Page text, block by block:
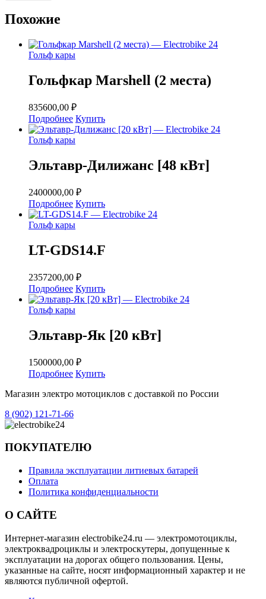
Похожие
Гольф кары
Гольфкар Marshell (2 места)
835600,00 ₽
Подробнее Купить
Гольф кары
Эльтавр-Дилижанс [48 кВт]
2400000,00 ₽
Подробнее Купить
Гольф кары
LT-GDS14.F
2357200,00 ₽
Подробнее Купить
Гольф кары
Эльтавр-Як [20 кВт]
1500000,00 ₽
Подробнее Купить
Магазин электро мотоциклов с доставкой по России
8 (902) 121-71-66
ПОКУПАТЕЛЮ
Правила эксплуатации литиевых батарей
Оплата
Политика конфиденциальности
О САЙТЕ
Интернет-магазин electrobike24.ru — электромотоциклы,
электроквадроциклы и электроскутеры, допущенные к
эксплуатации на дорогах общего пользования. Цены,
указанные на сайте, носят информационный характер и не
являются публичной офертой.